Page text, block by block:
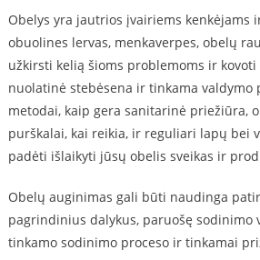
Obelys yra jautrios įvairiems kenkėjams
obuolines lervas, menkaverpes, obelų
užkirsti kelią šioms problemoms ir
nuolatinė stebėsena ir tinkama valdymo
metodai, kaip gera sanitarinė priežiūra,
purškalai, kai reikia, ir reguliari lapų bei
padėti išlaikyti jūsų obelis sveikas ir
Obelų auginimas gali būti naudinga
pagrindinius dalykus, paruošę sodinimo
tinkamo sodinimo proceso ir tinkamai